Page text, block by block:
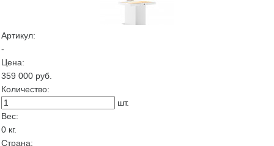
Артикул:
-
Цена:
359 000 руб.
Количество:
шт.
Вес:
0 кг.
Страна: